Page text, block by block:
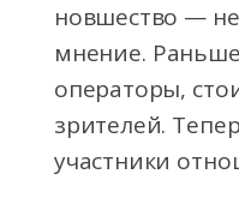
новшество —
мнение.
операторы,
зрителей.
участники